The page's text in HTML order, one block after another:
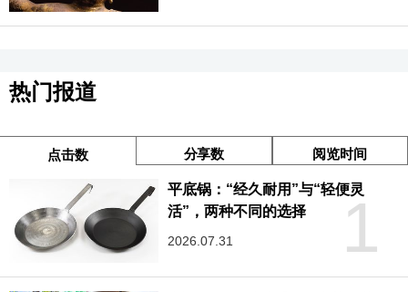
热门报道
点击数 分享数 阅览时间
1
平底锅：“经久耐用”与“轻便灵
活”，两种不同的选择
2026.07.31